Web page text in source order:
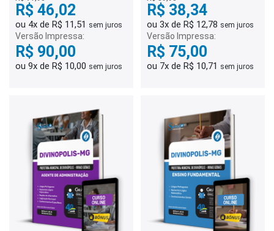
R$ 46,02
ou 4x de R$ 11,51 sem juros
Versão Impressa:
R$ 90,00
ou 9x de R$ 10,00 sem juros
R$ 38,34
ou 3x de R$ 12,78 sem juros
Versão Impressa:
R$ 75,00
ou 7x de R$ 10,71 sem juros